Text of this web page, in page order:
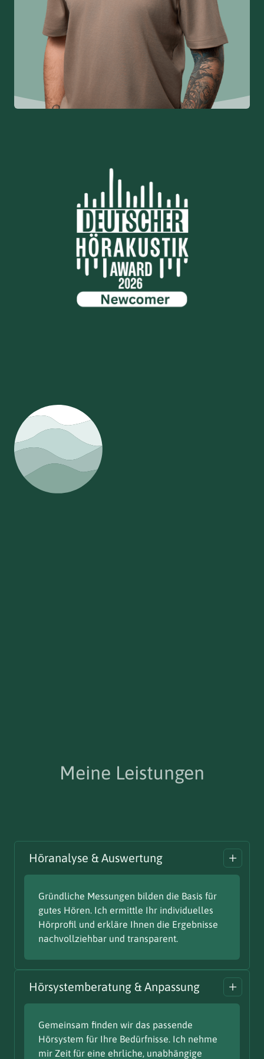
Meine Leistungen
Höranalyse & Auswertung
Gründliche Messungen bilden die Basis für
gutes Hören. Ich ermittle Ihr individuelles
Hörprofil und erkläre Ihnen die Ergebnisse
nachvollziehbar und transparent.
Hörsystemberatung & Anpassung
Gemeinsam finden wir das passende
Hörsystem für Ihre Bedürfnisse. Ich nehme
mir Zeit für eine ehrliche, unabhängige